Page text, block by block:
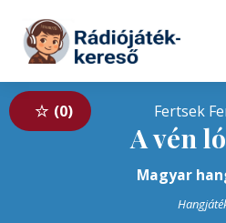
Tovább a tartalomhoz
0 Fertsek
A vén
Magyar